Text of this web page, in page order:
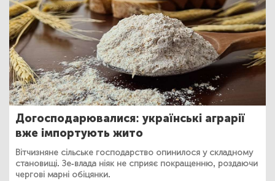
Догосподарювалися: українські аграрії
вже імпортують жито
Вітчизняне сільське господарство опинилося у складному
становищі. Зе-влада ніяк не сприяє покращенню, роздаючи
чергові марні обіцянки.